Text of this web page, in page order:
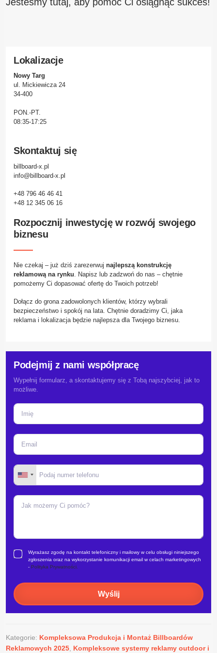
Lokalizacje
Nowy Targ
ul. Mickiewicza 24
34-400
PON.-PT.
08:35-17:25
Skontaktuj się
billboard-x.pl
info@billboard-x.pl
+48 796 46 46 41
+48 12 345 06 16
Rozpocznij inwestycję w rozwój swojego
biznesu
Nie czekaj – już dziś zarezerwuj najlepszą konstrukcję
reklamową na rynku . Napisz lub zadzwoń do nas – chętnie
pomożemy Ci dopasować ofertę do Twoich potrzeb!
Dołącz do grona zadowolonych klientów, którzy wybrali
bezpieczeństwo i spokój na lata. Chętnie doradzimy Ci, jaka
reklama i lokalizacja będzie najlepsza dla Twojego biznesu.
Podejmij z nami współpracę
Wypełnij formularz, a skontaktujemy się z Tobą najszybciej, jak to
możliwe.
Wyrażasz zgodę na kontakt telefoniczny i mailowy w celu obsługi niniejszego
zgłoszenia oraz na wykorzystanie komunikacji email w celach marketingowych
- Polityka Prywatności.
Wyślij
Kategorie: Kompleksowa Produkcja i Montaż Billboardów
Reklamowych 2025, Kompleksowe systemy reklamy outdoor i